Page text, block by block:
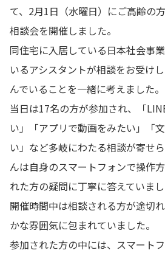
て、2月1日（水曜日）にご高齢の
相談会を開催しました。
同住宅に入居している日本社会事
いるアシスタントが相談をお受け
んでいることを一緒に考えました。
当日は17名の方が参加され、「
い」「アプリで動画をみたい」「
い」など多岐にわたる相談が寄せ
んは自身のスマートフォンで操作
れた方の疑問に丁寧に答えていまし
開催時間中は相談される方が途切
かな雰囲気に包まれていました。
参加された方の中には、スマート